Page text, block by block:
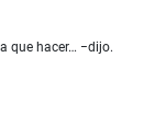
que hacer… −dijo.